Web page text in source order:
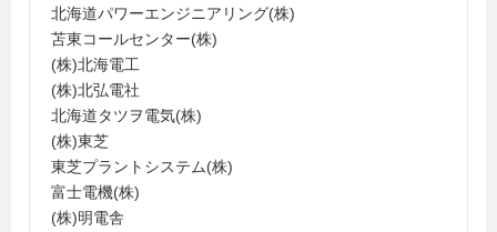
北海道パワーエンジニアリング(株)
苫東コールセンター(株)
(株)北海電工
(株)北弘電社
北海道タツヲ電気(株)
(株)東芝
東芝プラントシステム(株)
富士電機(株)
(株)明電舎